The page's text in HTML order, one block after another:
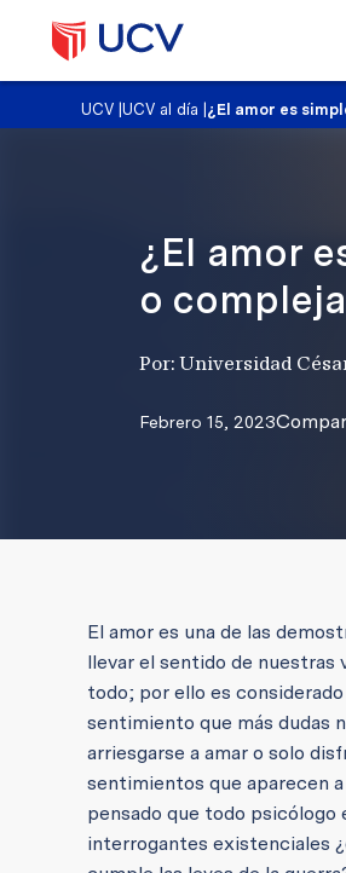
UCV |UCV al día ¿El amor es
¿El amor
o
Por: Universidad
Febrero 15, 2023
El amor es una de las
llevar el sentido de nuestras
todo; por ello es
sentimiento que más dudas
arriesgarse a amar o solo
sentimientos que aparecen
pensado que todo
interrogantes existenciales